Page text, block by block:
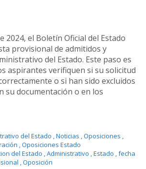
2024, el Boletín Oficial del Estado
provisional de admitidos y
del Estado. Este paso es
aspirantes verifiquen si su solicitud
o si han sido excluidos
su documentación o en los
del Estado ,Noticias ,Oposiciones ,
,Oposiciones Estado
del Estado ,Administrativo ,Estado ,fecha
,Oposición